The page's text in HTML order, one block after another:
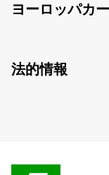
ヨーロッパカ
法的情報